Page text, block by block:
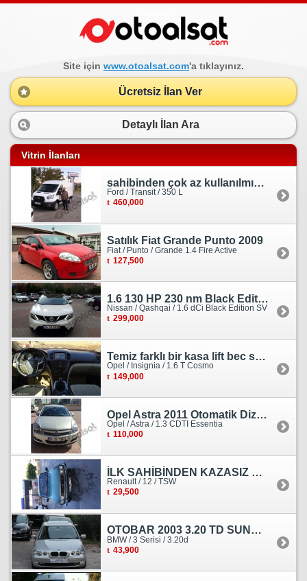
Site için www.otoalsat.com'a tıklayınız.
Ücretsiz İlan Ver
Detaylı İlan Ara
Vitrin İlanları
sahibinden çok az kullanılmış orjinal ford transit
Ford / Transit / 350 L
460,000
Satılık Fiat Grande Punto 2009
Fiat / Punto / Grande 1.4 Fire Active
127,500
1.6 130 HP 230 nm Black Edition servis bakımlı
Nissan / Qashqai / 1.6 dCi Black Edition SV
299,000
Temiz farklı bir kasa lift bec sedan görünümlü heçbek
Opel / Insignia / 1.6 T Cosmo
149,000
Opel Astra 2011 Otomatik Dizel Tramersiz Essentia
Opel / Astra / 1.3 CDTI Essentia
110,000
İLK SAHİBİNDEN KAZASIZ HASARSIZ BOYASIZ DEĞİŞENSİZ TAM ORJİNAL RENO
Renault / 12 / TSW
29,500
OTOBAR 2003 3.20 TD SUNROOF DERİ OTOMATİK DİZEL EMSALSİZ
BMW / 3 Serisi / 3.20d
43,900